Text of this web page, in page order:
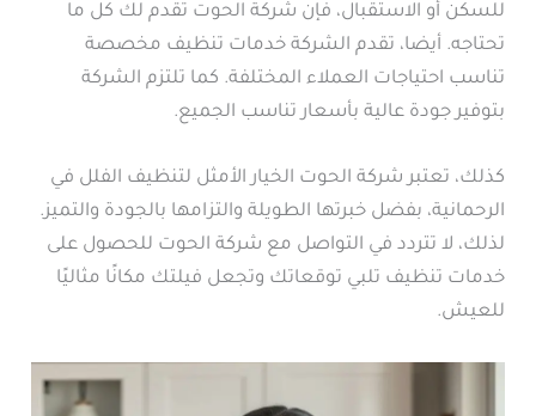
للسكن أو الاستقبال، فإن شركة الحوت تقدم لك كل ما
تحتاجه. أيضا، تقدم الشركة خدمات تنظيف مخصصة
تناسب احتياجات العملاء المختلفة. كما تلتزم الشركة
بتوفير جودة عالية بأسعار تناسب الجميع.
كذلك، تعتبر شركة الحوت الخيار الأمثل لتنظيف الفلل في
الرحمانية، بفضل خبرتها الطويلة والتزامها بالجودة والتميز.
لذلك، لا تتردد في التواصل مع شركة الحوت للحصول على
خدمات تنظيف تلبي توقعاتك وتجعل فيلتك مكانًا مثاليًا
للعيش.